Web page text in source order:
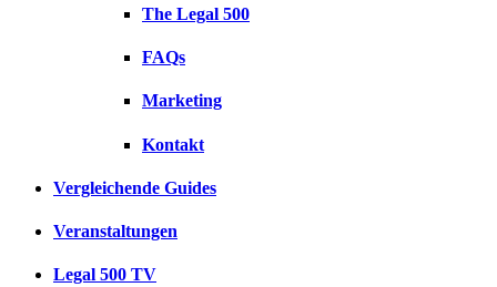
The Legal 500
FAQs
Marketing
Kontakt
Vergleichende Guides
Veranstaltungen
Legal 500 TV